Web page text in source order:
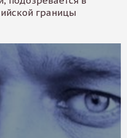
границы